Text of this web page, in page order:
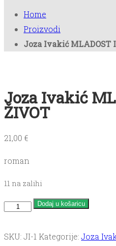
Home
Proizvodi
Joza Ivakić MLADOST
Joza Ivakić
ŽIVOT
21,00 €
roman
11 na zalihi
Joza
MLADOST
Dodaj u košaricu
SKU: JI-1 Kategorije: Joza